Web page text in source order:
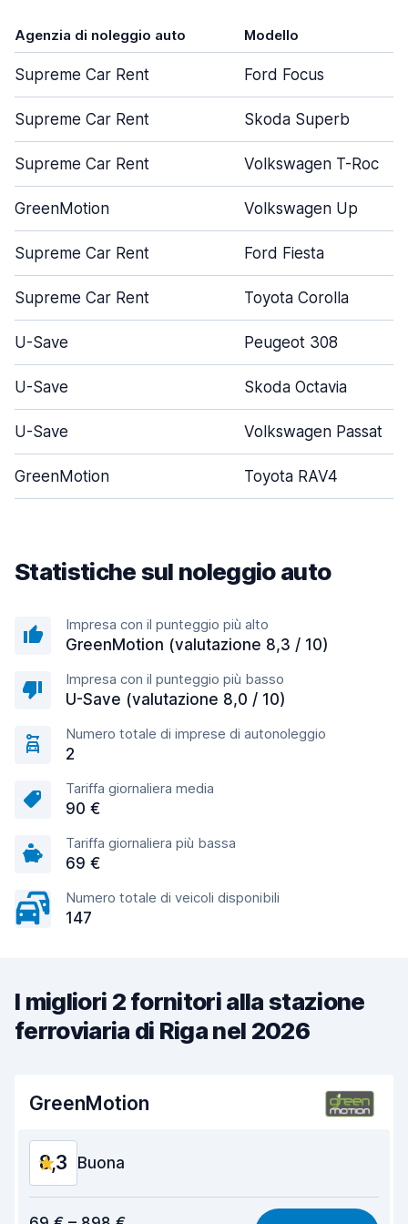
Agenzia di noleggio auto Modello
Supreme Car Rent Ford Focus
Supreme Car Rent Skoda Superb
Supreme Car Rent Volkswagen T-Roc
GreenMotion Volkswagen Up
Supreme Car Rent Ford Fiesta
Supreme Car Rent Toyota Corolla
U-Save Peugeot 308
U-Save Skoda Octavia
U-Save Volkswagen Passat
GreenMotion Toyota RAV4
Statistiche sul noleggio auto
Impresa con il punteggio più alto
GreenMotion (valutazione 8,3 / 10)
Impresa con il punteggio più basso
U-Save (valutazione 8,0 / 10)
Numero totale di imprese di autonoleggio
2
Tariffa giornaliera media
90 €
Tariffa giornaliera più bassa
69 €
Numero totale di veicoli disponibili
147
I migliori 2 fornitori alla stazione
ferroviaria di Riga nel 2026
GreenMotion
8,3 Buona
8,1